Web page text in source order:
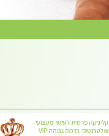
קליניקה פרטית לעיסוי מקצועי
ואלטרנטיבי ברמה גבוהה VIP